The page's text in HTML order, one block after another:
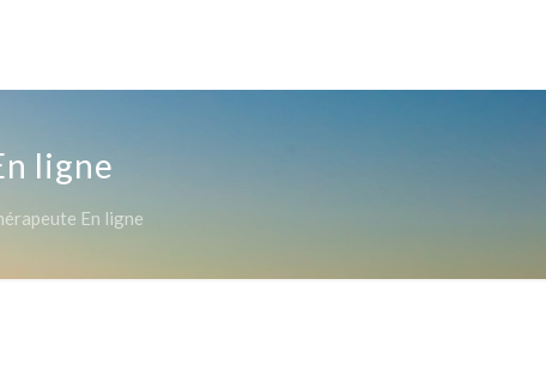
ligne
En ligne